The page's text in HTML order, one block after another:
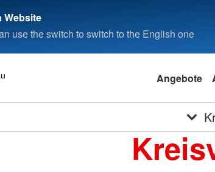
Website
use the switch to switch to the English one
Angebote